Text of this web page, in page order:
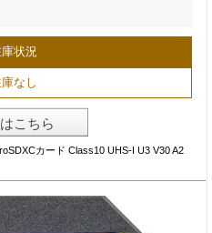
状況
なし
こちら
カード Class10 UHS-I U3 V30 A2